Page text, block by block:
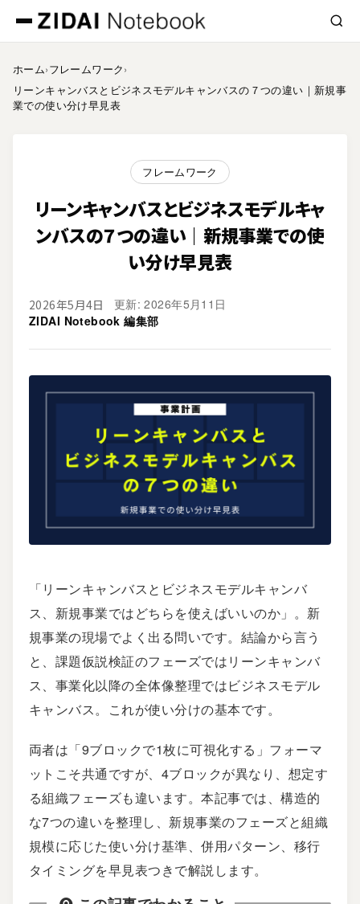
ホーム›フレームワーク›
リーンキャンバスとビジネスモデルキャンバスの７つの違い｜新規事
業での使い分け早見表
フレームワーク
リーンキャンバスとビジネスモデルキャ
ンバスの７つの違い｜新規事業での使
い分け早見表
2026年5月4日
更新: 2026年5月11日
ZIDAI Notebook 編集部
「リーンキャンバスとビジネスモデルキャンバ
ス、新規事業ではどちらを使えばいいのか」。新
規事業の現場でよく出る問いです。結論から言う
と、課題仮説検証のフェーズではリーンキャンバ
ス、事業化以降の全体像整理ではビジネスモデル
キャンバス。これが使い分けの基本です。
両者は「9ブロックで1枚に可視化する」フォーマ
ットこそ共通ですが、4ブロックが異なり、想定す
る組織フェーズも違います。本記事では、構造的
な7つの違いを整理し、新規事業のフェーズと組織
規模に応じた使い分け基準、併用パターン、移行
タイミングを早見表つきで解説します。